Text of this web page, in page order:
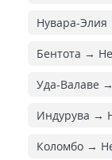
Нувара-
Бентота →
Уда-Валаве
Индурува →
Коломбо →